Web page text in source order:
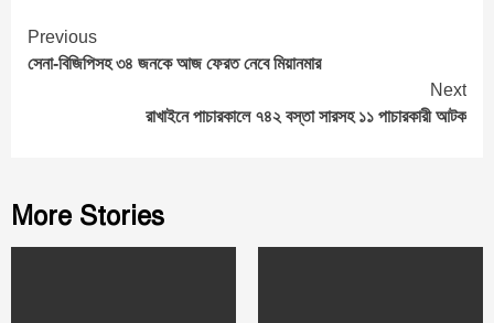
Continue
Reading
Previous
সেনা-বিজিপিসহ ৩৪ জনকে আজ ফেরত নেবে মিয়ানমার
Next
রাখাইনে পাচারকালে ৭৪২ বস্তা সারসহ ১১ পাচারকারী আটক
More Stories